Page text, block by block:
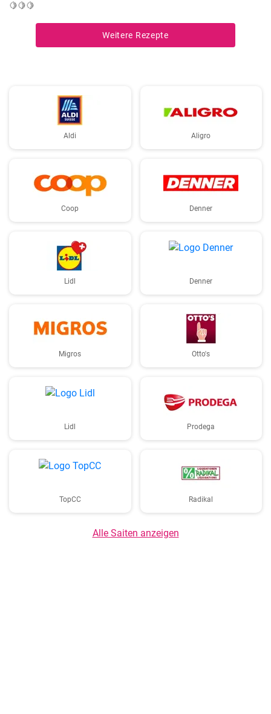
🍋🍋🍋
Weitere Rezepte
Aldi Aligro
Coop Denner
Lidl Denner
Migros Otto's
Lidl Prodega
TopCC Radikal
Alle Saiten anzeigen